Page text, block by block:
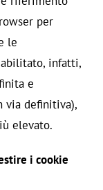
per
le
abilitato, infatti,
e
via definitiva),
elevato.
i cookie